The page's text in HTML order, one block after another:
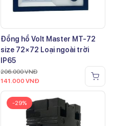
Đồng hồ Volt Master MT-72
size 72×72 Loại ngoài trời
IP65
206.000VNĐ
141.000 VNĐ
-29%